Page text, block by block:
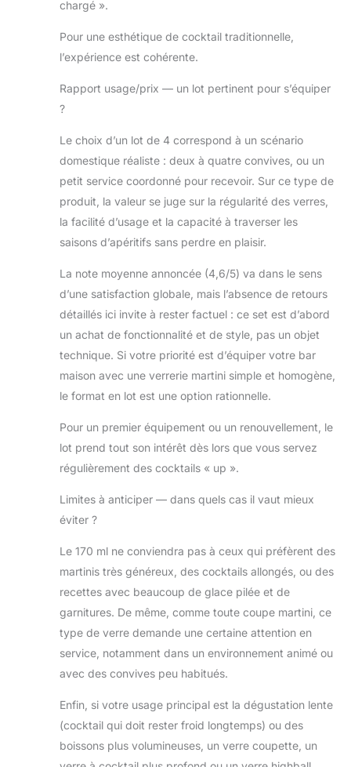
chargé ».
Pour une esthétique de cocktail traditionnelle,
l’expérience est cohérente.
Rapport usage/prix — un lot pertinent pour s’équiper
?
Le choix d’un lot de 4 correspond à un scénario
domestique réaliste : deux à quatre convives, ou un
petit service coordonné pour recevoir. Sur ce type de
produit, la valeur se juge sur la régularité des verres,
la facilité d’usage et la capacité à traverser les
saisons d’apéritifs sans perdre en plaisir.
La note moyenne annoncée (4,6/5) va dans le sens
d’une satisfaction globale, mais l’absence de retours
détaillés ici invite à rester factuel : ce set est d’abord
un achat de fonctionnalité et de style, pas un objet
technique. Si votre priorité est d’équiper votre bar
maison avec une verrerie martini simple et homogène,
le format en lot est une option rationnelle.
Pour un premier équipement ou un renouvellement, le
lot prend tout son intérêt dès lors que vous servez
régulièrement des cocktails « up ».
Limites à anticiper — dans quels cas il vaut mieux
éviter ?
Le 170 ml ne conviendra pas à ceux qui préfèrent des
martinis très généreux, des cocktails allongés, ou des
recettes avec beaucoup de glace pilée et de
garnitures. De même, comme toute coupe martini, ce
type de verre demande une certaine attention en
service, notamment dans un environnement animé ou
avec des convives peu habitués.
Enfin, si votre usage principal est la dégustation lente
(cocktail qui doit rester froid longtemps) ou des
boissons plus volumineuses, un verre coupette, un